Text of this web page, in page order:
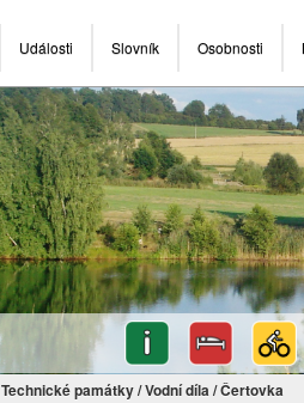
Události Slovník Osobnosti
Technické památky/Vodní díla/Čertovka